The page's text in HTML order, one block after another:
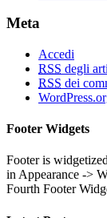
Meta
Accedi
RSS degli
RSS dei
Footer Widgets
Footer is
in Appearance ->
Fourth Footer